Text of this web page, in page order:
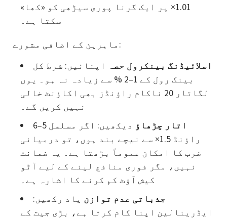
1.01× پر ایک گرنا پوری سیڑھی کو «کھا»
سکتا ہے۔
ماہرین کے اضافی مشورے:
اسلائیڈنگ بینکرول حصہ
اپنائیں: شرط کل
بینک رول کے 1–2 % سے زیادہ نہ ہو۔ یوں
لگاتار 20 ناکام راؤنڈز بھی اکاؤنٹ خالی
نہیں کریں گے۔
اتار چڑھاؤ
دیکھیں: اگر مسلسل 5–6
راؤنڈ 1.5× سے نیچے بند ہوں، تو درمیانی
ضرب کا امکان عموماً بڑھتا ہے۔ یہ ضمانت
نہیں، مگر فوری منافع لینے کے لیے آٹو
کیش آؤٹ کم کرنے کا اشارہ ہے۔
جذباتی عدم توازن یاد رکھیں:
ایڈرینالین اپنا کام کرتا ہے، بڑی جیت کے